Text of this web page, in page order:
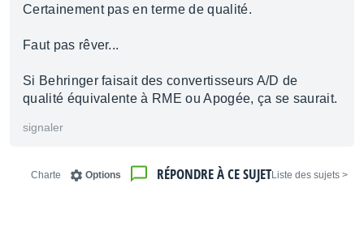
Certainement pas en terme de qualité.
Faut pas rêver...
Si Behringer faisait des convertisseurs A/D de
qualité équivalente à RME ou Apogée, ça se saurait.
signaler
< Liste des sujets
RÉPONDRE À CE SUJET
Options
Charte